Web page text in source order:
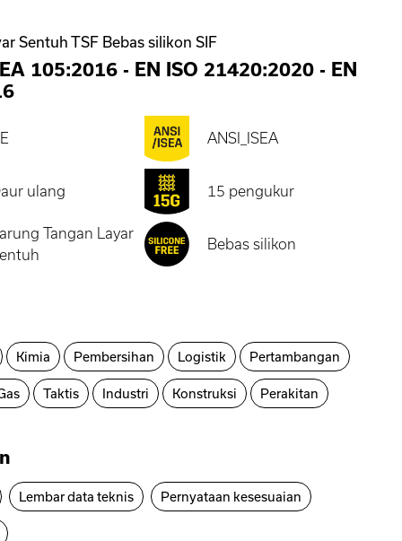
Sentuh TSF Bebas silikon SIF
105:2016 - EN ISO 21420:2020 - EN
ANSI_ISEA
ulang 15 pengukur
Tangan Layar
Bebas silikon
Kimia Pembersihan Logistik Pertambangan
Taktis Industri Konstruksi Perakitan
Lembar data teknis Pernyataan kesesuaian